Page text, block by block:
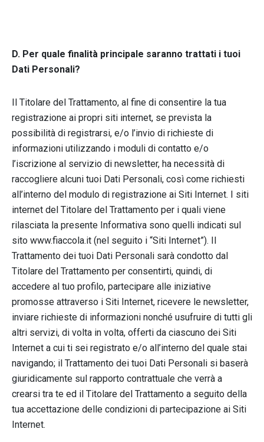
D. Per quale finalità principale saranno trattati i tuoi
Dati Personali?
Il Titolare del Trattamento, al fine di consentire la tua
registrazione ai propri siti internet, se prevista la
possibilità di registrarsi, e/o l’invio di richieste di
informazioni utilizzando i moduli di contatto e/o
l’iscrizione al servizio di newsletter, ha necessità di
raccogliere alcuni tuoi Dati Personali, così come richiesti
all’interno del modulo di registrazione ai Siti Internet. I siti
internet del Titolare del Trattamento per i quali viene
rilasciata la presente Informativa sono quelli indicati sul
sito www.fiaccola.it (nel seguito i “Siti Internet”). Il
Trattamento dei tuoi Dati Personali sarà condotto dal
Titolare del Trattamento per consentirti, quindi, di
accedere al tuo profilo, partecipare alle iniziative
promosse attraverso i Siti Internet, ricevere le newsletter,
inviare richieste di informazioni nonché usufruire di tutti gli
altri servizi, di volta in volta, offerti da ciascuno dei Siti
Internet a cui ti sei registrato e/o all’interno del quale stai
navigando; il Trattamento dei tuoi Dati Personali si baserà
giuridicamente sul rapporto contrattuale che verrà a
crearsi tra te ed il Titolare del Trattamento a seguito della
tua accettazione delle condizioni di partecipazione ai Siti
Internet.